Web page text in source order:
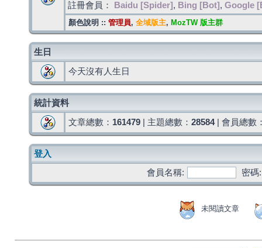
註冊會員： Baidu [Spider] , Bing [Bot] , Google
顏色說明 :: 管理員, 全域版主, MozTW 版主群
生日
今天沒有人生日
統計資料
文章總數： 161479 | 主題總數： 28584| 會員總數
登入
會員名稱:
密碼:
未閱讀文章